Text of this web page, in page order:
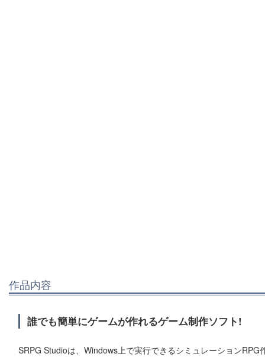
作品内容
誰でも簡単にゲームが作れるゲーム制作ソフト!
SRPG Studioは、Windows上で実行できるシミュレーションRPG